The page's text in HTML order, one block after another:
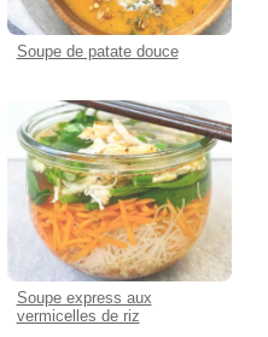
Soupe de patate douce
Soupe express aux
vermicelles de riz